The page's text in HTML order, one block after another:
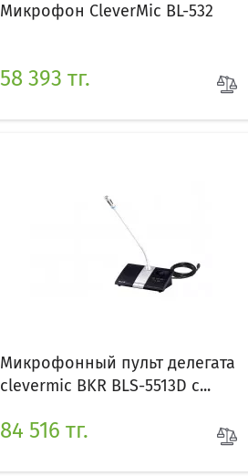
Микрофон СleverMic BL-532
58 393 тг.
Микрофонный пульт делегата
clevermic BKR BLS-5513D с...
84 516 тг.